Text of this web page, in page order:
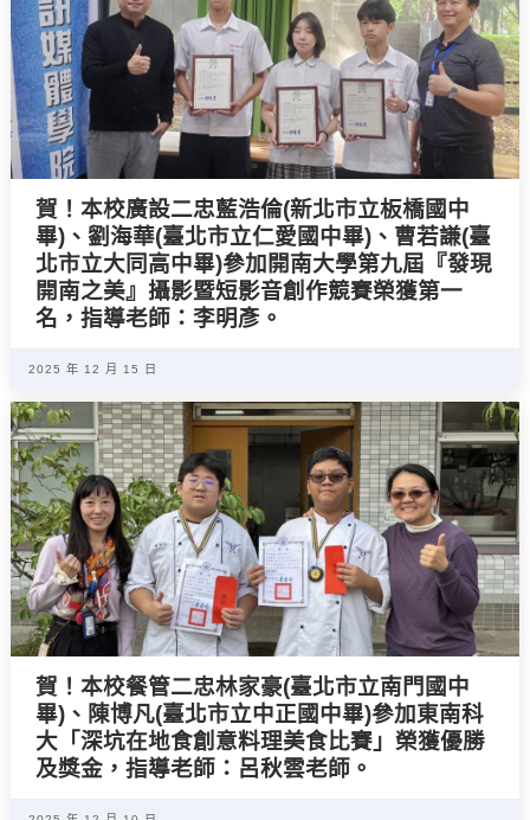
賀！本校廣設二忠藍浩倫(新北市立板橋國中
畢)、劉海華(臺北市立仁愛國中畢)、曹若謙(臺
北市立大同高中畢)參加開南大學第九屆『發現
開南之美』攝影暨短影音創作競賽榮獲第一
名，指導老師：李明彥。
2025 年 12 月 15 日
賀！本校餐管二忠林家豪(臺北市立南門國中
畢)、陳博凡(臺北市立中正國中畢)參加東南科
大「深坑在地食創意料理美食比賽」榮獲優勝
及獎金，指導老師：呂秋雲老師。